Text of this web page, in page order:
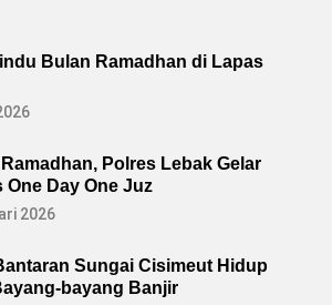
Bulan Ramadhan di Lapas
Polres Lebak Gelar
One Day One Juz
2026
Sungai Cisimeut Hidup
bayang Banjir